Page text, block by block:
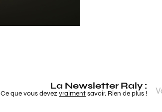
La Newsletter Raly :
Ce que vous devezvraimentsavoir. Rien de plus !